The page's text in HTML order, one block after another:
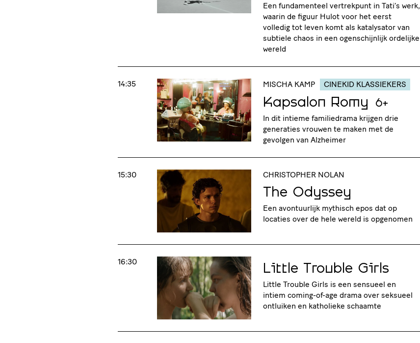
Een fundamenteel vertrekpunt in Tati’s werk,
waarin de figuur Hulot voor het eerst
volledig tot leven komt als katalysator van
subtiele chaos in een ogenschijnlijk ordelijke
wereld
14:35
Kapsalon Romy 6+
MISCHA KAMP CINEKID KLASSIEKERS
In dit intieme familiedrama krijgen drie
generaties vrouwen te maken met de
gevolgen van Alzheimer
15:30
The Odyssey
CHRISTOPHER NOLAN
Een avontuurlijk mythisch epos dat op
locaties over de hele wereld is opgenomen
16:30
Little Trouble Girls
Little Trouble Girls is een sensueel en
intiem coming-of-age drama over seksueel
ontluiken en katholieke schaamte